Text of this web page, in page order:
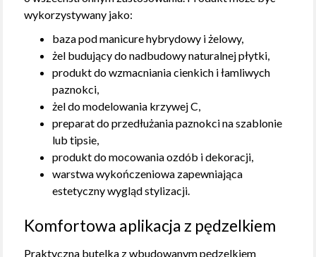
wykorzystywany jako:
baza pod manicure hybrydowy i żelowy,
żel budujący do nadbudowy naturalnej płytki,
produkt do wzmacniania cienkich i łamliwych
paznokci,
żel do modelowania krzywej C,
preparat do przedłużania paznokci na szablonie
lub tipsie,
produkt do mocowania ozdób i dekoracji,
warstwa wykończeniowa zapewniająca
estetyczny wygląd stylizacji.
Komfortowa aplikacja z pędzelkiem
Praktyczna butelka z wbudowanym pędzelkiem